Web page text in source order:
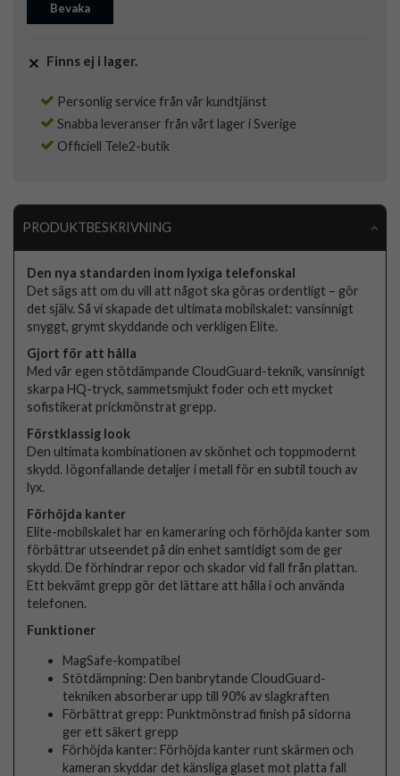
Bevaka
Finns ej i lager.
Personlig service från vår kundtjänst
Snabba leveranser från vårt lager i Sverige
Officiell Tele2-butik
PRODUKTBESKRIVNING
Den nya standarden inom lyxiga telefonskal
Det sägs att om du vill att något ska göras ordentligt – gör
det själv. Så vi skapade det ultimata mobilskalet: vansinnigt
snyggt, grymt skyddande och verkligen Elite.
Gjort för att hålla
Med vår egen stötdämpande CloudGuard-teknik, vansinnigt
skarpa HQ-tryck, sammetsmjukt foder och ett mycket
sofistikerat prickmönstrat grepp.
Förstklassig look
Den ultimata kombinationen av skönhet och toppmodernt
skydd. Iögonfallande detaljer i metall för en subtil touch av
lyx.
Förhöjda kanter
Elite-mobilskalet har en kameraring och förhöjda kanter som
förbättrar utseendet på din enhet samtidigt som de ger
skydd. De förhindrar repor och skador vid fall från plattan.
Ett bekvämt grepp gör det lättare att hålla i och använda
telefonen.
Funktioner
MagSafe-kompatibel
Stötdämpning: Den banbrytande CloudGuard-
tekniken absorberar upp till 90% av slagkraften
Förbättrat grepp: Punktmönstrad finish på sidorna
ger ett säkert grepp
Förhöjda kanter: Förhöjda kanter runt skärmen och
kameran skyddar det känsliga glaset mot platta fall